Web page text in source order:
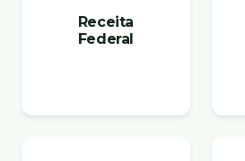
Receita
Federal